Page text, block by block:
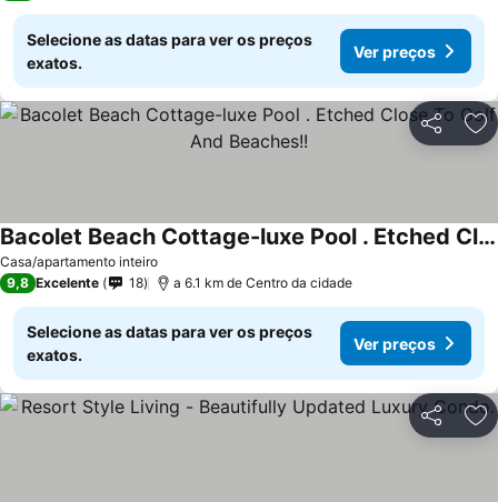
Selecione as datas para ver os preços
exatos.
Ver preços
Partilhar
Casa/apartamento inteiro
Bacolet Beach Cottage-luxe Pool . Etched Close To Golf And Beaches!!
9,8 Excelente 18 a 6.1 km de Centro da cidade
Selecione as datas para ver os preços
exatos.
Ver preços
Partilhar